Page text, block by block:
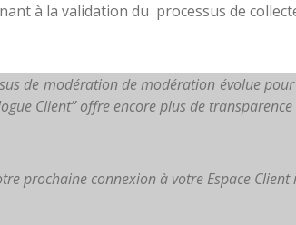
à la validation du processus de collecte
de modération de modération évolue
Client” offre encore plus de
prochaine connexion à votre Espace